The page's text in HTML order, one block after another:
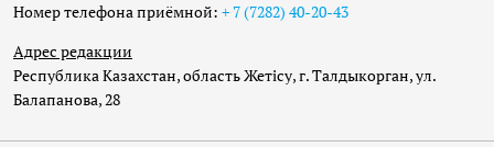
Номер телефона приёмной: + 7 (7282) 40-20-43
Адрес редакции
Республика Казахстан, область Жетісу, г. Талдыкорган, ул.
Балапанова, 28